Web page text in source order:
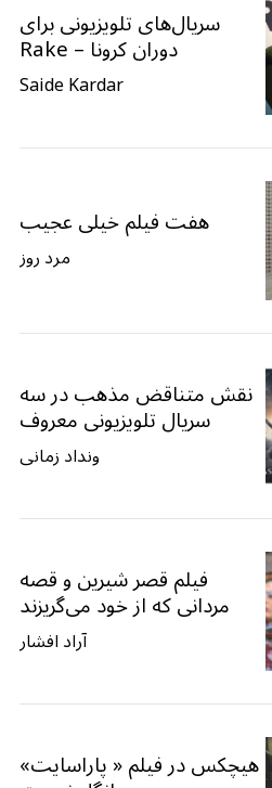
سریال‌های تلویزیونی برای
دوران کرونا – Rake
Saide Kardar
هفت فیلم خیلی عجیب
مرد روز
نقش متناقض مذهب در سه
سریال تلویزیونی معروف
ونداد زمانی
فیلم قصر شیرین و قصه
مردانی که از خود می‌گریزند
آراد افشار
هیچکس در فیلم « پاراسایت»